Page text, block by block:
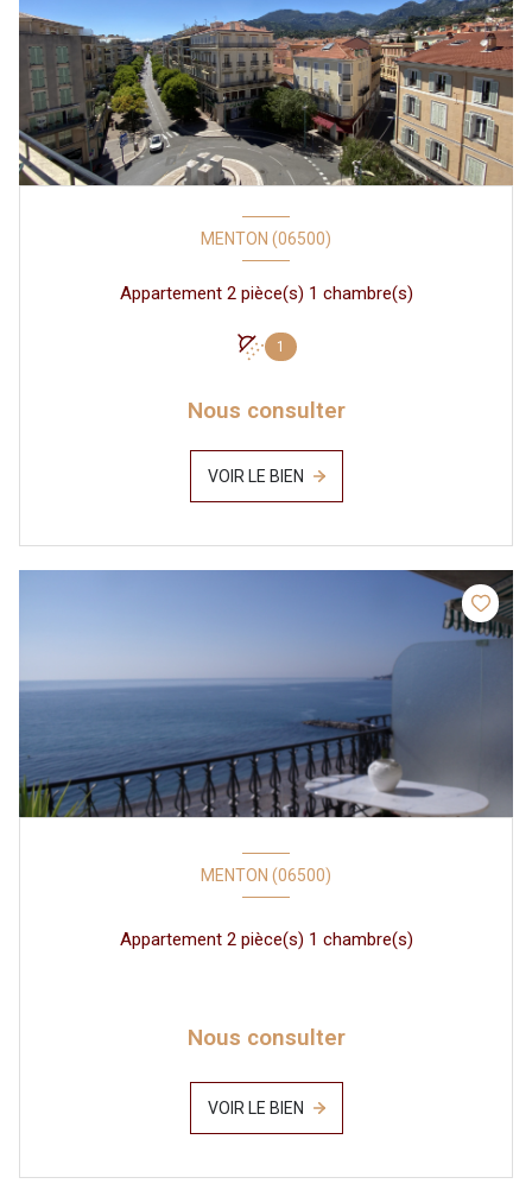
MENTON (06500)
Appartement 2 pièce(s) 1 chambre(s)
1
Nous consulter
VOIR LE BIEN
MENTON (06500)
Appartement 2 pièce(s) 1 chambre(s)
Nous consulter
VOIR LE BIEN